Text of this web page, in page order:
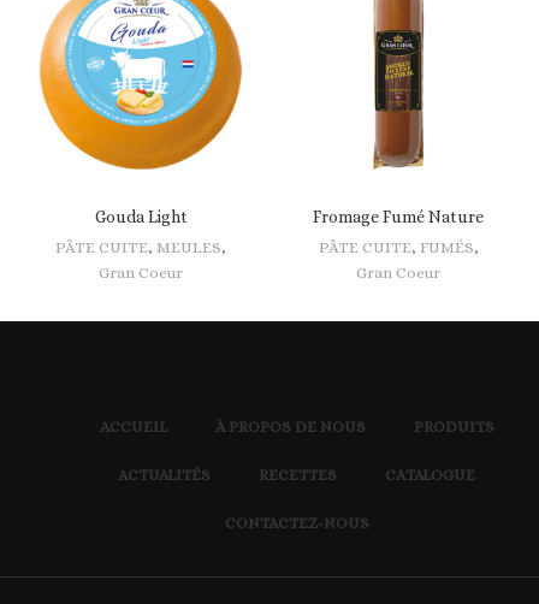
Gouda Light
PÂTE CUITE, MEULES,
Gran Coeur
Fromage Fumé Nature
PÂTE CUITE, FUMÉS,
Gran Coeur
ACCUEIL À PROPOS DE NOUS PRODUITS
ACTUALITÉS RECETTES CATALOGUE
CONTACTEZ-NOUS